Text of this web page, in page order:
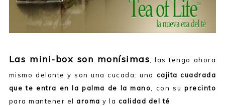
Las mini-box son monísimas, las tengo ahora
mismo delante y son una cucada: una cajita cuadrada
que te entra en la palma de la mano, con suprecinto
para mantener elaroma y la calidad del té